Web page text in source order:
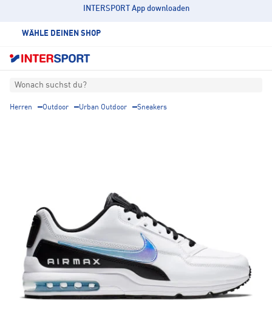
INTERSPORT App downloaden
WÄHLE DEINEN SHOP
Wonach suchst du?
Herren Outdoor Urban Outdoor Sneakers